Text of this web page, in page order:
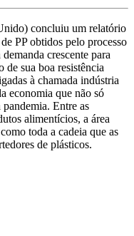
concluiu um relatório
PP obtidos pelo processo
crescente para
de sua boa resistência
à chamada indústria
economia que não só
Entre as
alimentícios, a área
toda a cadeia que as
de plásticos.